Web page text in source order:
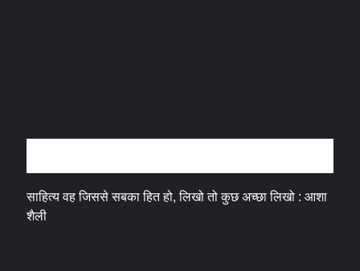
साहित्य वह जिससे सबका हित हो, लिखो तो कुछ अच्छा लिखो : आशा
शैली